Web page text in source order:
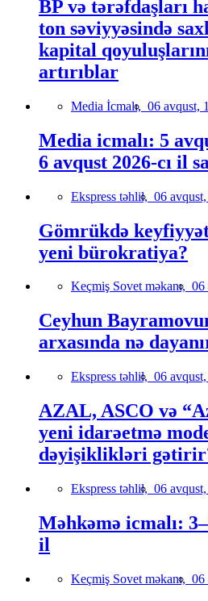
BP və tərəfdaşları
ton səviyyəsində
kapital
artırıblar
Media İcmalı, 06 avqust,
Media icmalı: 5
6 avqust 2026-cı il
Ekspress təhlil, 06
Gömrükdə
yeni bürokratiya?
Keçmiş Sovet məkanı, 06
Ceyhun
arxasında nə
Ekspress təhlil, 06
AZAL, ASCO və
yeni idarəetmə
dəyişiklikləri
Ekspress təhlil, 06
Məhkəmə icmalı:
il
Keçmiş Sovet məkanı, 06